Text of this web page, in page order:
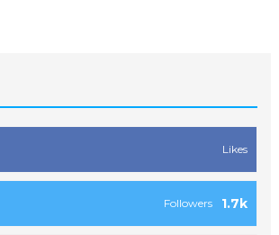
Likes
1.7k
Followers